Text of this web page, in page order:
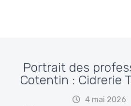
Portrait des
Cotentin : Cidrerie
4 mai 2026